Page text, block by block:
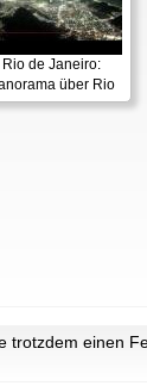
Rio de Janeiro:
über Rio
trotzdem einen